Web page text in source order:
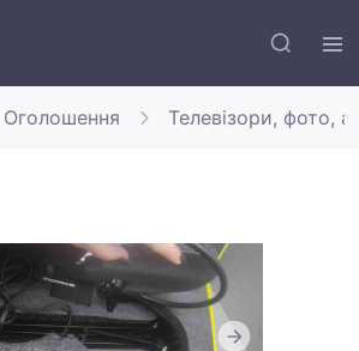
Оголошення Телевізори, фото,